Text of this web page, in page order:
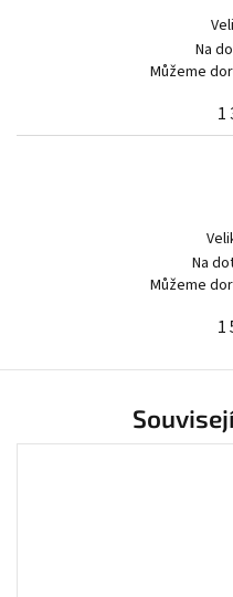
Na
Můžeme
1
Na
Můžeme
1